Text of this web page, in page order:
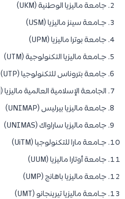
جامعة ماليزيا الوطنية (UKM)
جـامعة سينز ماليزيا (USM)
جامعة بوترا ماليزيا (UPM)
جـامعة ماليزيا التكنولوجية (UTM)
جامعة بتروناس للتكنولوجيا (UTP)
الجامعة الإسلامية العالمية ماليزيا (IIUM)
جامعة ماليزيا بيرليس (UNIMAP)
جامعة ماليزيا ساراواك (UNIMAS)
جـامعة مارا للتكنولوجيا (UiTM)
جامعة أوتارا ماليزيا (UUM)
جامعة ماليزيا باهانج (UMP)
جـامعة ماليزيا تيرينجانو (UMT)